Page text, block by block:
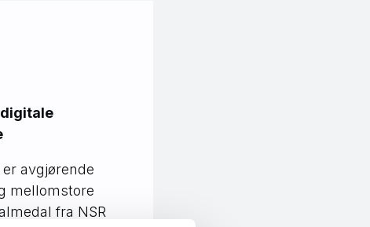
digitale
avgjørende
mellomstore
fra NSR